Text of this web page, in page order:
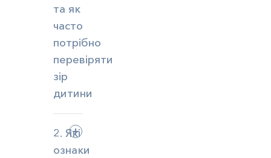
та як
часто
потрібно
перевіряти
зір
дитини
2. Які
ознаки